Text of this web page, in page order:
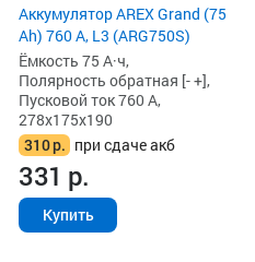
Аккумулятор AREX Grand (75
Ah) 760 А, L3 (ARG750S)
Ёмкость 75 А·ч,
Полярность обратная [- +],
Пусковой ток 760 А,
278x175x190
310р. при сдаче акб
331 р.
Купить